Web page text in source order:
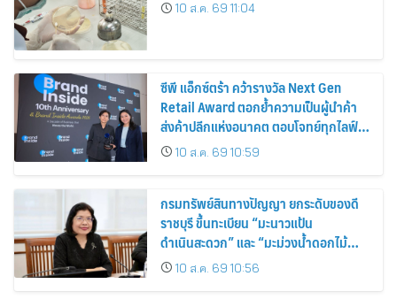
10 ส.ค. 69 11:04
ซีพี แอ็กซ์ตร้า คว้ารางวัล Next Gen
Retail Award ตอกย้ำความเป็นผู้นำค้า
ส่งค้าปลีกแห่งอนาคต ตอบโจทย์ทุกไลฟ์
สไตล์ผู้บริโภค
10 ส.ค. 69 10:59
กรมทรัพย์สินทางปัญญา ยกระดับของดี
ราชบุรี ขึ้นทะเบียน “มะนาวแป้น
ดำเนินสะดวก” และ “มะม่วงน้ำดอกไม้
ราชบุรี” เป็น GI น้องใหม่ เดินหน้าเพิ่ม
มูลค่าเกษตรอัตลักษณ์ ขับเคลื่อน
10 ส.ค. 69 10:56